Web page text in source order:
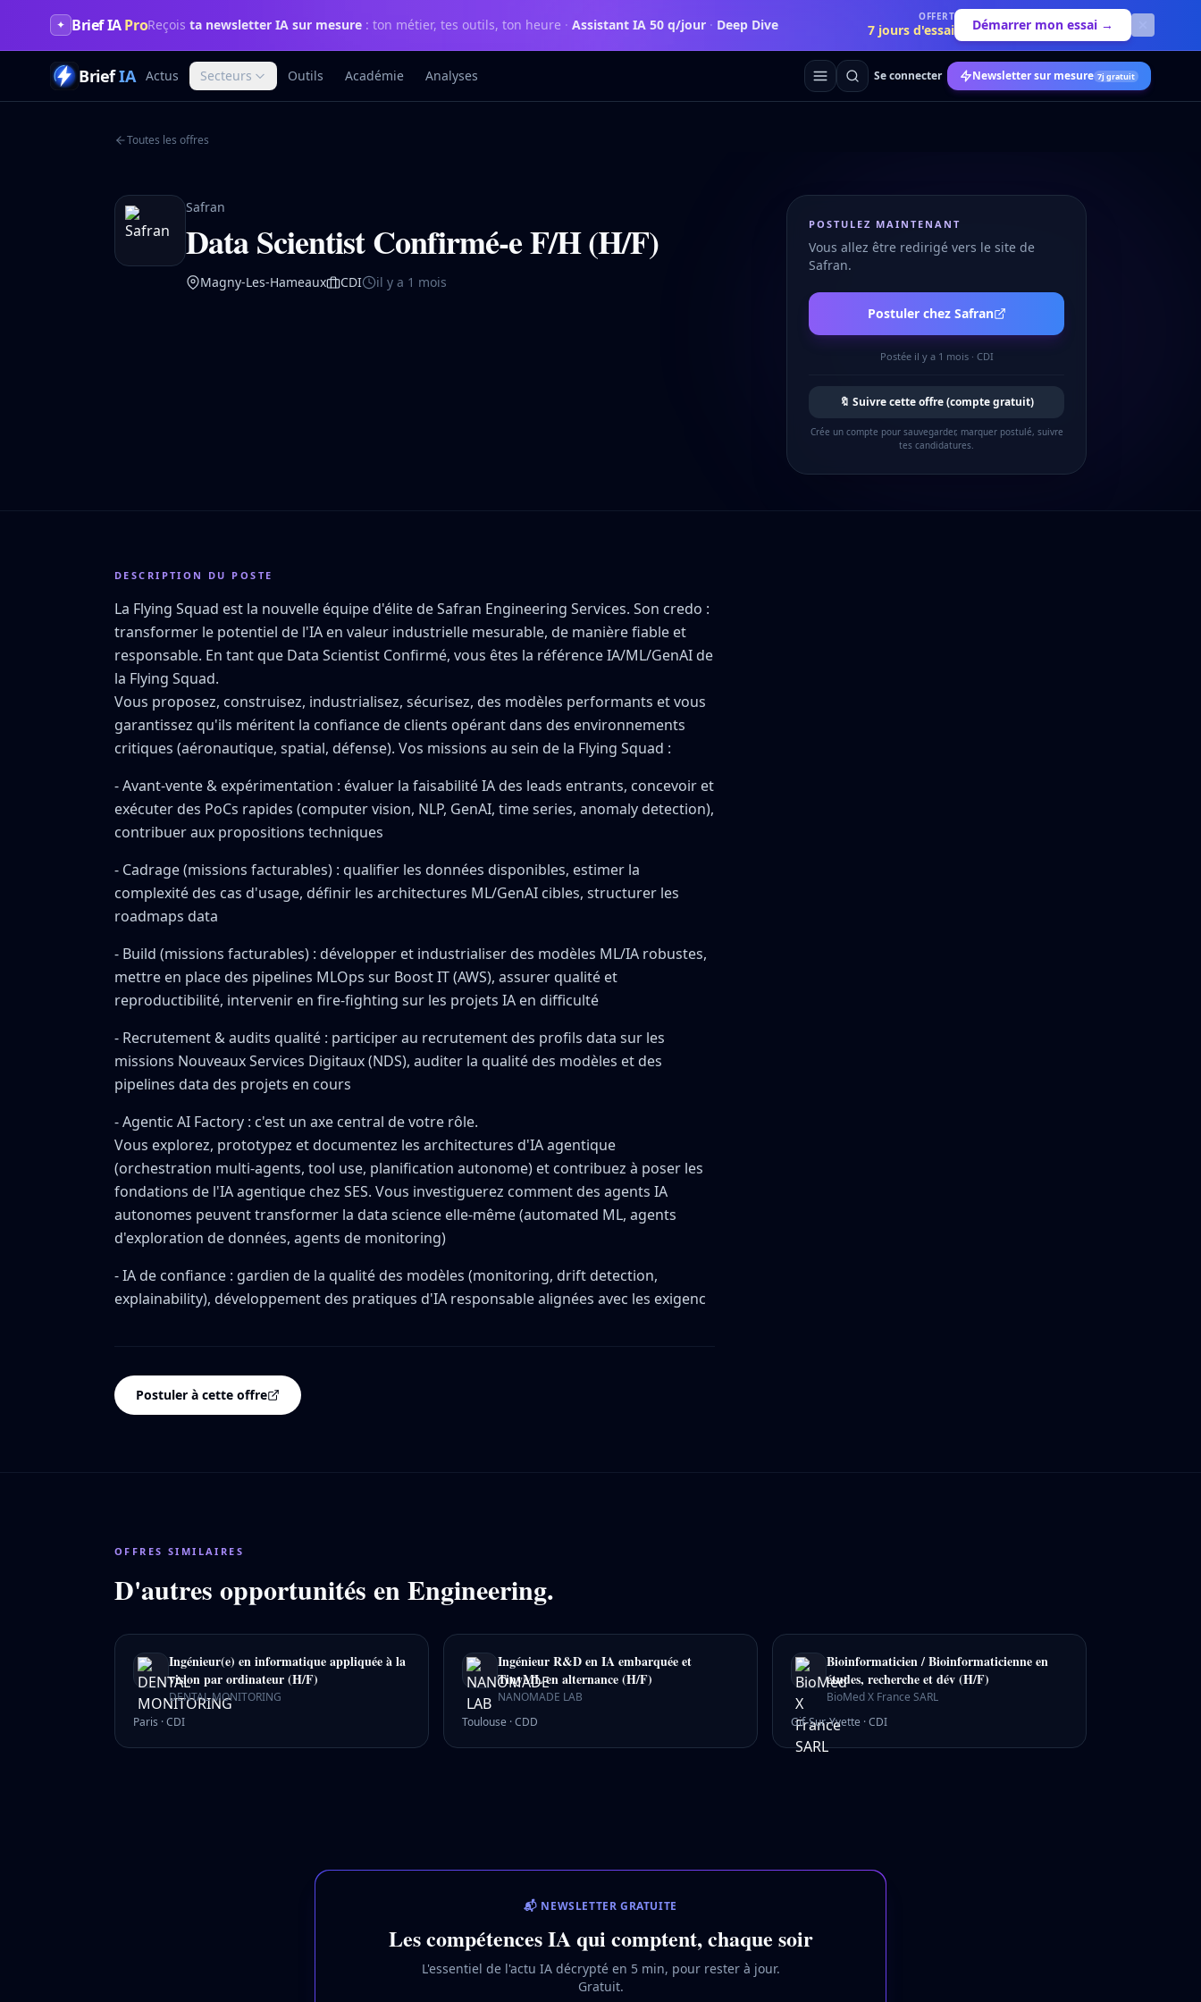
✦ Brief IAProReçois ta newsletter IA sur mesure : ton métier, tes outils, ton heure ·Assistant IA 50 q/jour · Deep Dive OFFERT
7 jours d'essai Démarrer mon essai →
BriefIA Actus Secteurs Outils Académie Analyses Se connecter Newsletter sur mesure 7j gratuit
Toutes les offres
Safran
Data Scientist Confirmé-e F/H (H/F)
Magny-Les-Hameaux CDI il y a 1 mois
POSTULEZ MAINTENANT
Vous allez être redirigé vers le site de
Safran.
Postuler chez Safran
Postée il y a 1 mois· CDI
🔖 Suivre cette offre (compte gratuit)
Crée un compte pour sauvegarder, marquer postulé, suivre
tes candidatures.
DESCRIPTION DU POSTE
La Flying Squad est la nouvelle équipe d'élite de Safran Engineering Services. Son credo :
transformer le potentiel de l'IA en valeur industrielle mesurable, de manière fiable et
responsable. En tant que Data Scientist Confirmé, vous êtes la référence IA/ML/GenAI de
la Flying Squad.
Vous proposez, construisez, industrialisez, sécurisez, des modèles performants et vous
garantissez qu'ils méritent la confiance de clients opérant dans des environnements
critiques (aéronautique, spatial, défense). Vos missions au sein de la Flying Squad :
- Avant-vente & expérimentation : évaluer la faisabilité IA des leads entrants, concevoir et
exécuter des PoCs rapides (computer vision, NLP, GenAI, time series, anomaly detection),
contribuer aux propositions techniques
- Cadrage (missions facturables) : qualifier les données disponibles, estimer la
complexité des cas d'usage, définir les architectures ML/GenAI cibles, structurer les
roadmaps data
- Build (missions facturables) : développer et industrialiser des modèles ML/IA robustes,
mettre en place des pipelines MLOps sur Boost IT (AWS), assurer qualité et
reproductibilité, intervenir en fire-fighting sur les projets IA en difficulté
- Recrutement & audits qualité : participer au recrutement des profils data sur les
missions Nouveaux Services Digitaux (NDS), auditer la qualité des modèles et des
pipelines data des projets en cours
- Agentic AI Factory : c'est un axe central de votre rôle.
Vous explorez, prototypez et documentez les architectures d'IA agentique
(orchestration multi-agents, tool use, planification autonome) et contribuez à poser les
fondations de l'IA agentique chez SES. Vous investiguerez comment des agents IA
autonomes peuvent transformer la data science elle-même (automated ML, agents
d'exploration de données, agents de monitoring)
- IA de confiance : gardien de la qualité des modèles (monitoring, drift detection,
explainability), développement des pratiques d'IA responsable alignées avec les exigenc
Postuler à cette offre
OFFRES SIMILAIRES
D'autres opportunités enEngineering.
Ingénieur(e) en informatique appliquée à la
vision par ordinateur (H/F)
DENTAL MONITORING
Paris ·CDI
Ingénieur R&D en IA embarquée et
TinyML en alternance (H/F)
NANOMADE LAB
Toulouse ·CDD
Bioinformaticien / Bioinformaticienne en
études, recherche et dév (H/F)
BioMed X France SARL
Gif-Sur-Yvette ·CDI
📬 NEWSLETTER GRATUITE
Les compétences IA qui comptent, chaque soir
L'essentiel de l'actu IA décrypté en 5 min, pour rester à jour.
Gratuit.